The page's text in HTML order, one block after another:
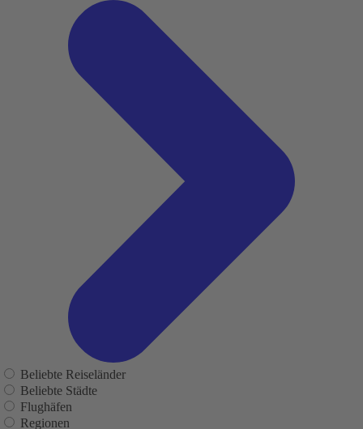
Beliebte Reiseländer
Beliebte Städte
Flughäfen
Regionen